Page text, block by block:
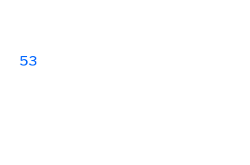
53